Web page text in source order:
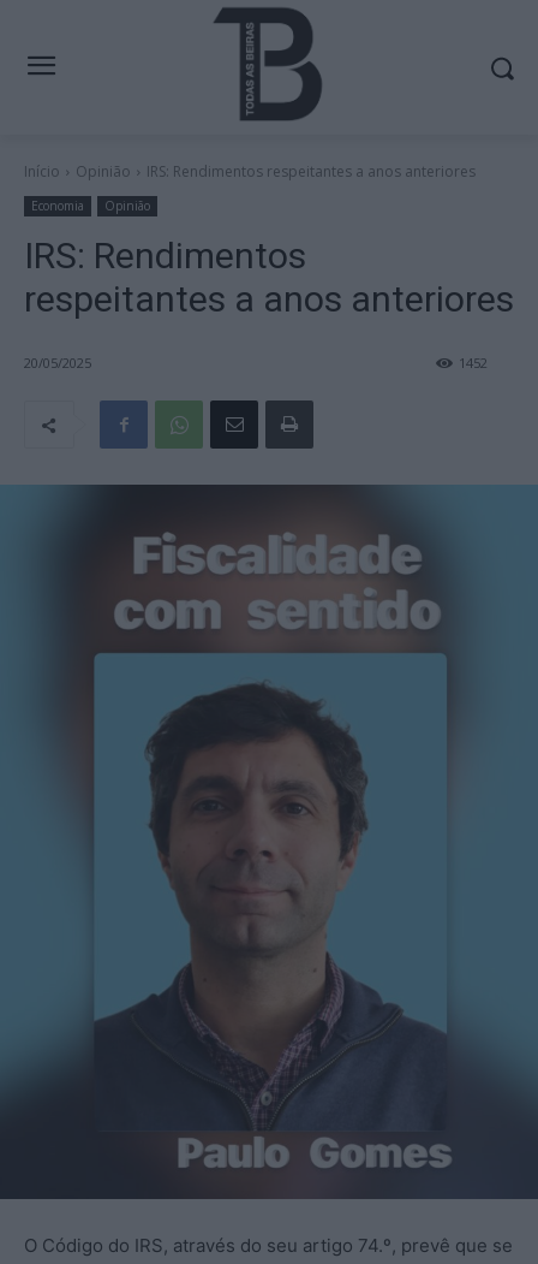
Início Opinião IRS: Rendimentos respeitantes a anos anteriores
Economia Opinião
IRS: Rendimentos
respeitantes a anos anteriores
20/05/2025 1452
O Código do IRS, através do seu artigo 74.º, prevê que se